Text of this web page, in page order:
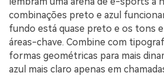
combinações preto e azul
fundo está quase preto e os tons
áreas-chave. Combine com
formas geométricas para mais
azul mais claro apenas em